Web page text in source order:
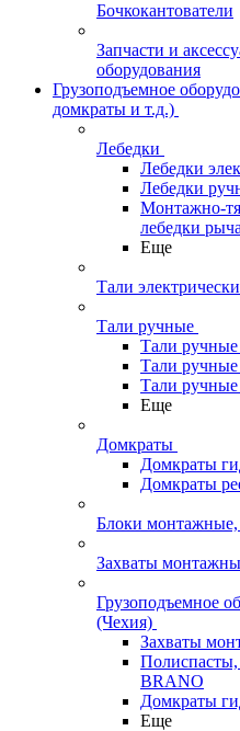
Бочкокантователи
Запчасти и
оборудования
Грузоподъемное
домкраты и т.д.)
Лебедки
Лебедки
Лебедки
Монтажно-
лебедки
Еще
Тали
Тали ручные
Тали
Тали ручные
Тали
Еще
Домкраты
Домкраты
Домкраты
Блоки
Захваты
Грузоподъемное
(Чехия)
Захваты
BRANO
Домкраты
Еще